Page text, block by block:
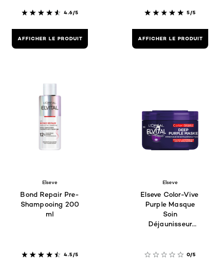
4.6/5
AFFICHER LE PRODUIT
5/5
AFFICHER LE PRODUIT
Elseve
Bond Repair Pre-
Shampooing 200
ml
4.5/5
Elseve
Elseve Color-Vive
Purple Masque
Soin
Déjaunisseur
0/5